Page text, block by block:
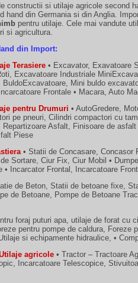
constructii si utilaje agricole second
hand din Germania si din Anglia.
pentru utilaje. Cele mai vandute
si agricultura.
din Import:
Terasiere • Excavator, Exavatoare
Excavatoare Industriale
Mini buldo
Frontale • Macara, Auto
pentru Drumuri • AutoGredere,
pe pneuri, Cilindri compactori cu
Asfalt, Finisoare de
Piese
• Statii de Concasare, Concasor
Sortare, Ciur Fix, Ciur Mobil •
• Incarcator Frontal, Incarcatoare
de Beton, Statii de betoane fixe,
de Betoane, Pompe de Betoane
foraj puturi apa, utilaje de forat cu
pentru pompe de caldura, Foreze
si echipamente hidraulice, •
agricole • Tractor – Tractoare
Incarcatoare Telescopice,